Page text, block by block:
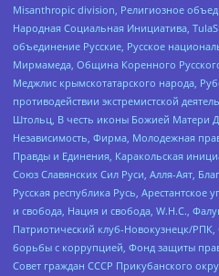
Misanthropic division, Религиозное
Народная Социальная Инициатива,
объединение Русские, Русское
Мирмамеда, Община Коренного
Меджлис крымскотатарского народа,
противодействии экстремистской
Штольц, В честь иконы Божией Матери
Независимость, Фирма, Молодежная
Правды и Единения, Каракольская
Союз Славянских Сил Руси, Алля-Аят,
Русская республика Русь,
и свобода, Нация и свобода, W.H.С.,
Патриотический клуб-Новокузнецк/
борьбы с коррупцией, Фонд защиты
Совет граждан СССР Прикубанского